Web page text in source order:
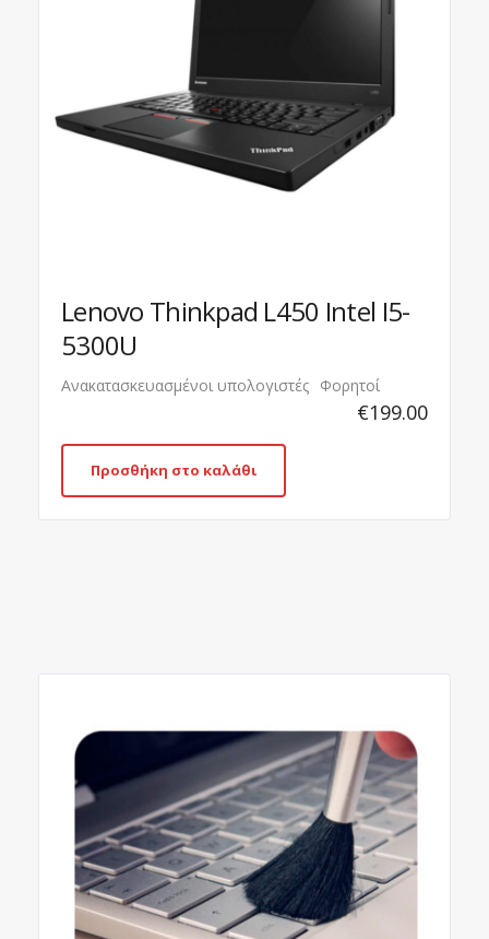
Lenovo Thinkpad L450 Intel I5-
5300U
Ανακατασκευασμένοι υπολογιστές Φορητοί
€199.00
Προσθήκη στο καλάθι